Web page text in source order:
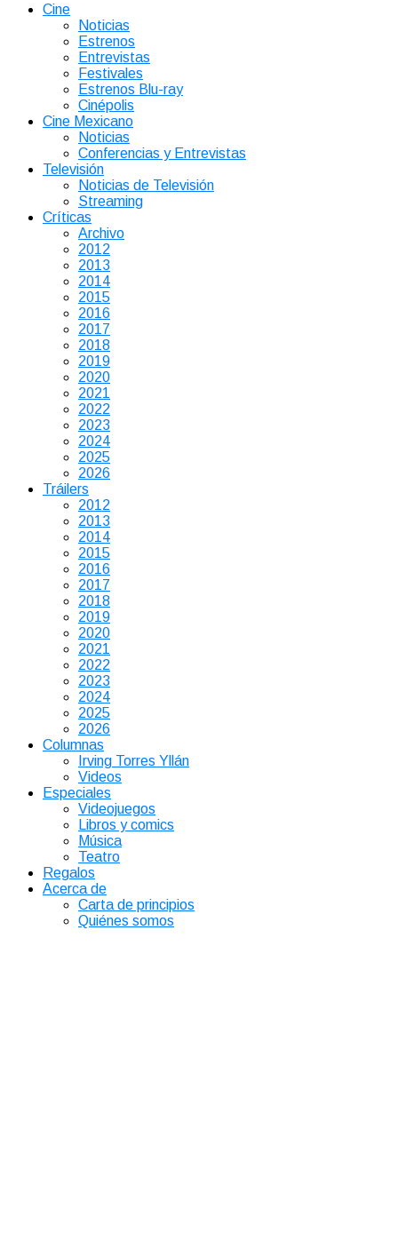
Cine
Noticias
Estrenos
Entrevistas
Festivales
Estrenos Blu-ray
Cinépolis
Cine Mexicano
Noticias
Conferencias y Entrevistas
Televisión
Noticias de Televisión
Streaming
Críticas
Archivo
2012
2013
2014
2015
2016
2017
2018
2019
2020
2021
2022
2023
2024
2025
2026
Tráilers
2012
2013
2014
2015
2016
2017
2018
2019
2020
2021
2022
2023
2024
2025
2026
Columnas
Irving Torres Yllán
Videos
Especiales
Videojuegos
Libros y comics
Música
Teatro
Regalos
Acerca de
Carta de principios
Quiénes somos